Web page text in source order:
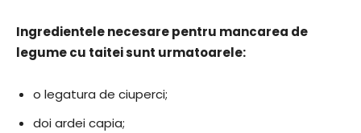
Ingredientele necesare pentru mancarea de
legume cu taitei sunt urmatoarele:
o legatura de ciuperci;
doi ardei capia;